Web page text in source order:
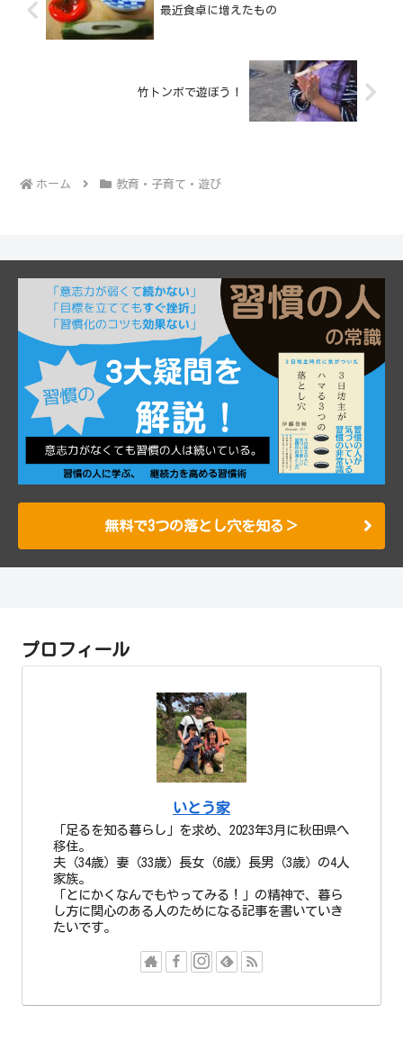
最近食卓に増えたもの
竹トンボで遊ぼう！
ホーム 教育・子育て・遊び
無料で3つの落とし穴を知る＞
プロフィール
いとう家
「足るを知る暮らし」を求め、2023年3月に秋田県へ
移住。
夫（34歳）妻（33歳）長女（6歳）長男（3歳）の4人
家族。
「とにかくなんでもやってみる！」の精神で、暮ら
し方に関心のある人のためになる記事を書いていき
たいです。